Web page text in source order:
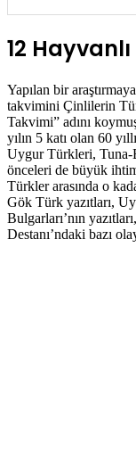
12
Yapılan bir
takvimini Çinlilerin
Takvimi” adını
yılın 5 katı olan 60
Uygur Türkleri,
önceleri de büyük
Türkler arasında o
Gök Türk yazıtları,
Bulgarları’nın
Destanı’ndaki bazı